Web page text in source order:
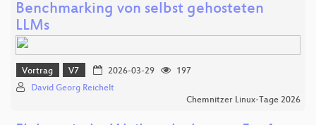
Benchmarking von selbst gehosteten
LLMs
Vortrag V7 2026-03-29
197
David Georg Reichelt
Chemnitzer Linux-Tage 2026